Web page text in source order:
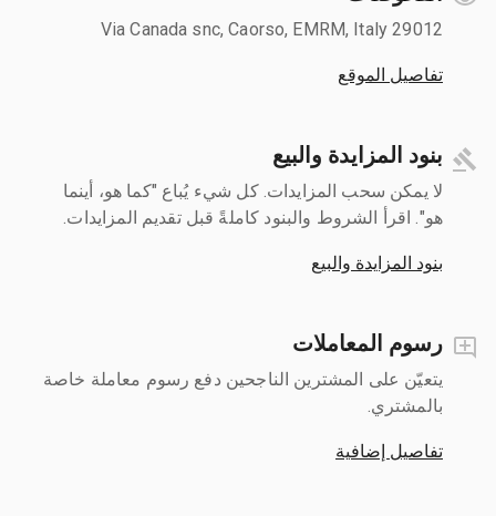
Via Canada snc, Caorso, EMRM, Italy 29012
تفاصيل الموقع
بنود المزايدة والبيع
لا يمكن سحب المزايدات. كل شيء يُباع "كما هو، أينما
هو". اقرأ الشروط والبنود كاملةً قبل تقديم المزايدات.
بنود المزايدة والبيع
رسوم المعاملات
يتعيّن على المشترين الناجحين دفع رسوم معاملة خاصة
بالمشتري.
تفاصيل إضافية